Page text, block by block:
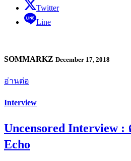
Twitter
Line
SOMMARKZ December 17, 2018
อ่านต่อ
Interview
Uncensored Interview
Echo